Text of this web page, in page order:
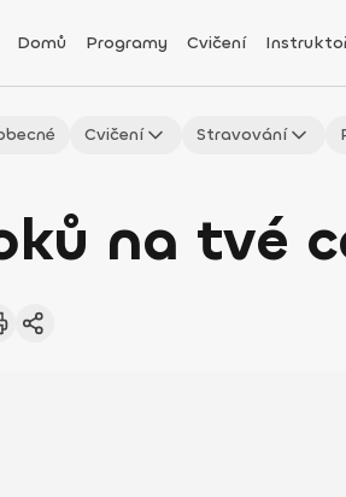
Domů Programy Cvičení
Cvičení Stravování
na tvé